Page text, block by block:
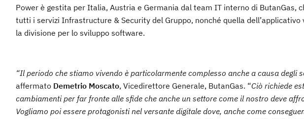
Power è gestita per Italia, Austria e Germania dal team IT interno di ButanGas,
tutti i servizi Infrastructure & Security del Gruppo, nonché quella
la divisione per lo sviluppo software.
“Il periodo che stiamo vivendo è particolarmente complesso anche a causa degli
affermato Demetrio Moscato, Vicedirettore Generale, ButanGas. “Ciò richiede
cambiamenti per far fronte alle sfide che anche un settore come il nostro deve
Vogliamo poi essere protagonisti nel versante digitale dove, anche come